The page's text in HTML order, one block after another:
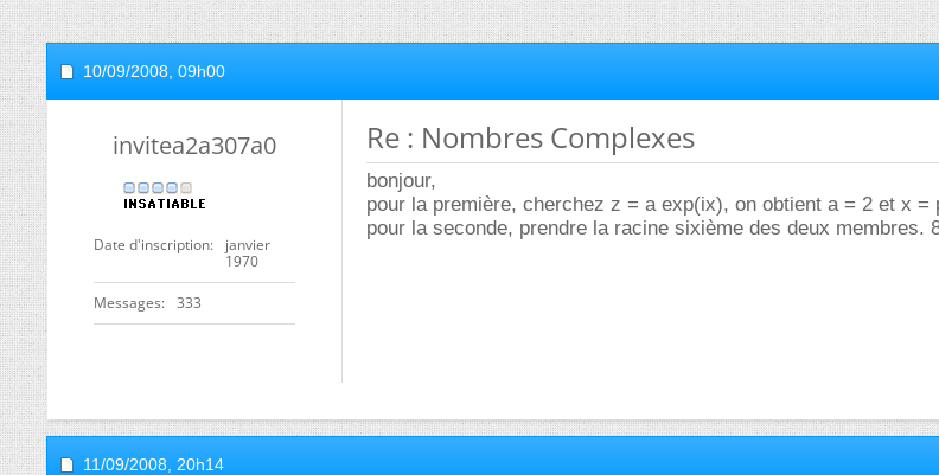
10/09/2008, 09h00
invitea2a307a0
Date d'inscription
janvier
1970
Messages 333
Re : Nombres Complexes
bonjour,
pour la première, cherchez z = a exp(ix), on obtient a = 2 et x =
pour la seconde, prendre la racine sixième des deux membres.
11/09/2008, 20h14